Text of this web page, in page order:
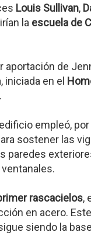
Louis Sullivan,
la escuela de
aportación de
iniciada en el
empleó,
sostener las
paredes
rascacielos,
en acero.
siendo la